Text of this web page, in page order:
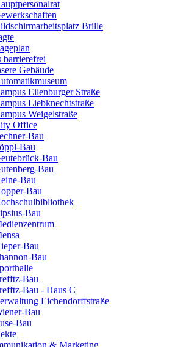
Brille
barrierefrei
Gebäude
Eilenburger Straße
Liebknechtstraße
Weigelstraße
Office
Bau
Bau
Bau
Bau
Bau
Bau
Bau
Bau
Bau
Bau
Bau - Haus C
Eichendorffstraße
Bau
Bau